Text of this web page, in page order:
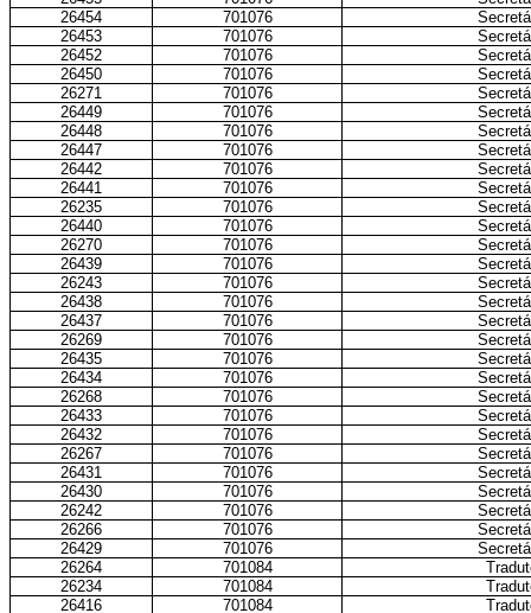
26454
701076
26453
701076
26452
701076
26450
701076
26271
701076
26449
701076
26448
701076
26447
701076
26442
701076
26441
701076
26235
701076
26440
701076
26270
701076
26439
701076
26243
701076
26438
701076
26437
701076
26269
701076
26435
701076
26434
701076
26268
701076
26433
701076
26432
701076
26267
701076
26431
701076
26430
701076
26242
701076
26266
701076
26429
701076
26264
701084
26234
701084
26416
701084